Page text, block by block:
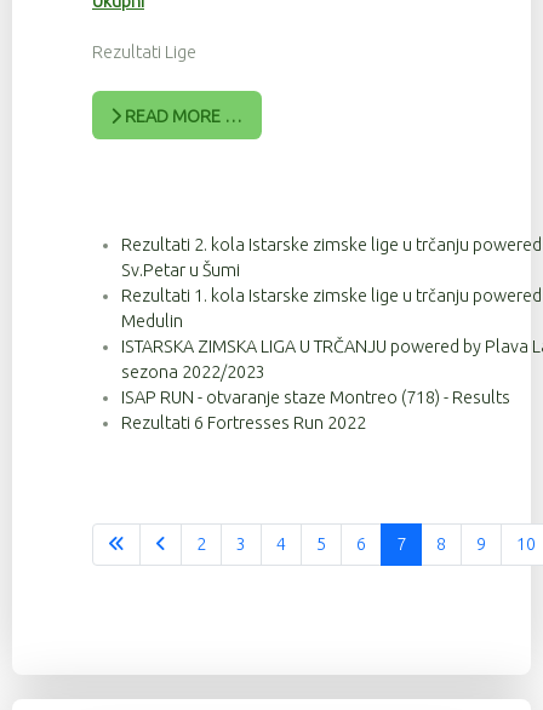
Rezultati Lige
READ MORE …
Rezultati 2. kola Istarske zimske lige u trčanju
Sv.Petar u Šumi
Rezultati 1. kola Istarske zimske lige u trčanju
Medulin
ISTARSKA ZIMSKA LIGA U TRČANJU powered by Plava
sezona 2022/2023
ISAP RUN - otvaranje staze Montreo (718) - Results
Rezultati 6 Fortresses Run 2022
2 3 4 5 6 7 8 9 10